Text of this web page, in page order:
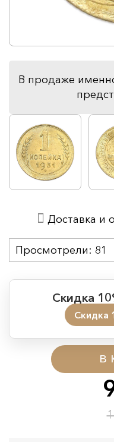
В продаже
в
Скидка
Скидка
Период
Начало:
Окончание:
Время до
Просмотрели: 81
Доставка и